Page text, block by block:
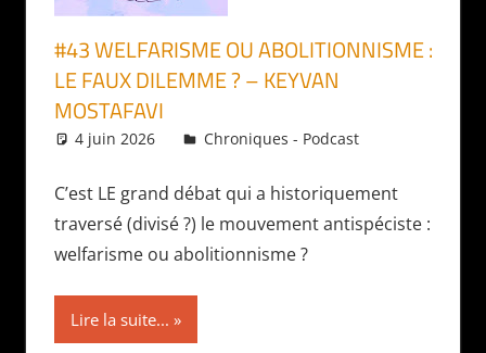
#43 WELFARISME OU ABOLITIONNISME :
LE FAUX DILEMME ? – KEYVAN
MOSTAFAVI
4 juin 2026 Daniel
Chroniques - Podcast
C’est LE grand débat qui a historiquement
traversé (divisé ?) le mouvement antispéciste :
welfarisme ou abolitionnisme ?
Lire la suite...